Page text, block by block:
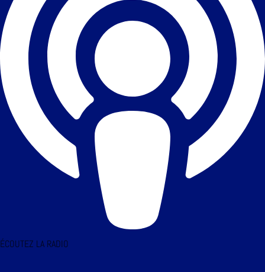
ÉCOUTEZ LA RADIO